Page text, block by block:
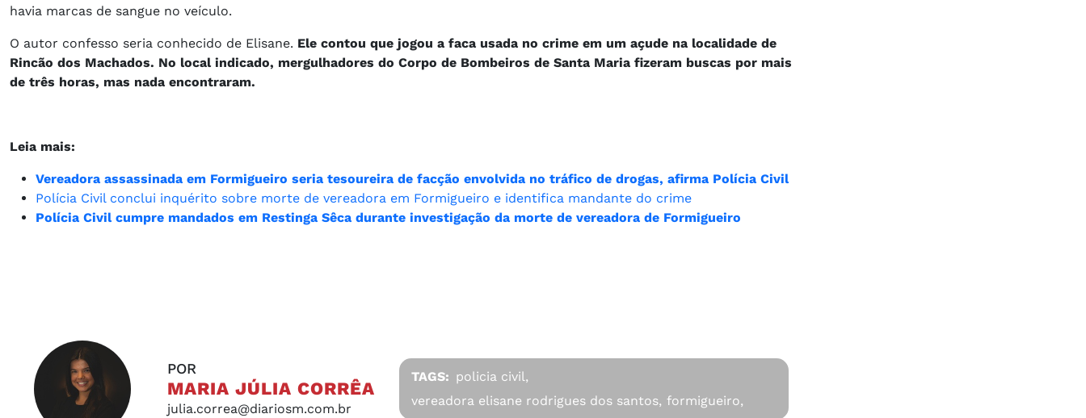
havia marcas de sangue no veículo.
O autor confesso seria conhecido de Elisane. Ele contou que jogou a faca usada no crime em um açude na localidade de
Rincão dos Machados. No local indicado, mergulhadores do Corpo de Bombeiros de Santa Maria fizeram buscas por mais
de três horas, mas nada encontraram.
Leia mais:
Vereadora assassinada em Formigueiro seria tesoureira de facção envolvida no tráfico de drogas, afirma Polícia Civil
Polícia Civil conclui inquérito sobre morte de vereadora em Formigueiro e identifica mandante do crime
Polícia Civil cumpre mandados em Restinga Sêca durante investigação da morte de vereadora de Formigueiro
POR
MARIA JÚLIA CORRÊA
julia.correa@diariosm.com.br
TAGS: policia civil,
vereadora elisane rodrigues dos santos, formigueiro,